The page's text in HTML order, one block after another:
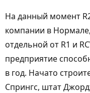
На данный момент
компании в
отдельной от R1 и
предприятие
в год. Начато
Спрингс, штат